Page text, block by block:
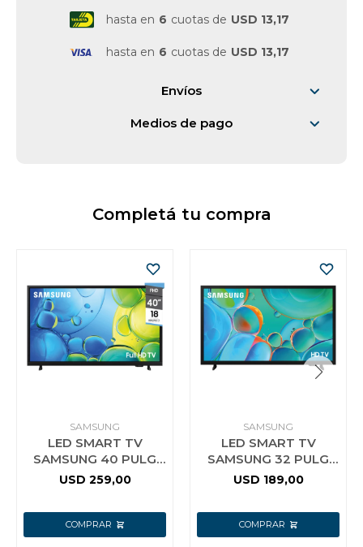
hasta en 6 cuotas de USD 13,17
hasta en 6 cuotas de USD 13,17
Envíos
Medios de pago
Completá tu compra
SAMSUNG
LED SMART TV
SAMSUNG 40 PULG
FULL HD
USD 259,00
SAMSUNG
LED SMART TV
SAMSUNG 32 PULG
HD
USD 189,00